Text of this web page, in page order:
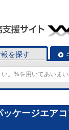
を探す
ッケージエア